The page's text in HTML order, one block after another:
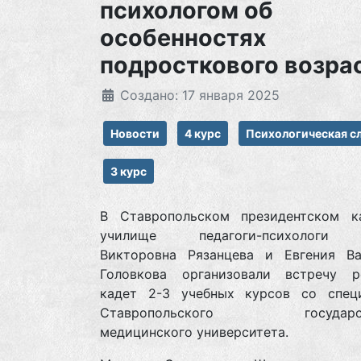
психологом об
особенностях
подросткового
Создано: 17 января 2025
Новости 4 курс Психологическая
3 курс
В Ставропольском президентском
училище педагоги-психологи
Викторовна Рязанцева и Евгения
Головкова организовали встречу
кадет 2-3 учебных курсов со
Ставропольского
медицинского университета.